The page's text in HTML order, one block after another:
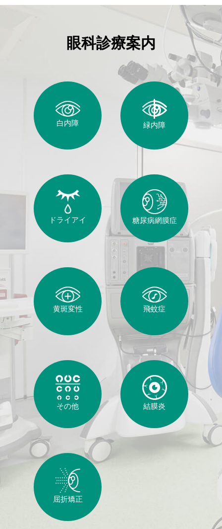
眼科診療案内
白内障 緑内障
ドライアイ 糖尿病網膜症
黄斑変性 飛蚊症
その他 結膜炎
屈折矯正